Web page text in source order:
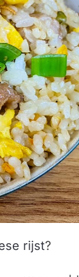
rijst?